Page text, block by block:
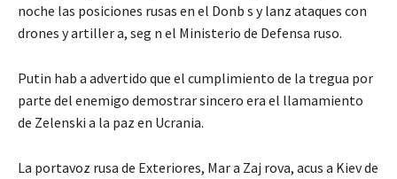
noche las posiciones rusas en el Donb s y lanz ataques con
drones y artiller a, seg n el Ministerio de Defensa ruso.
Putin hab a advertido que el cumplimiento de la tregua por
parte del enemigo demostrar sincero era el llamamiento
de Zelenski a la paz en Ucrania.
La portavoz rusa de Exteriores, Mar a Zaj rova, acus a Kiev de